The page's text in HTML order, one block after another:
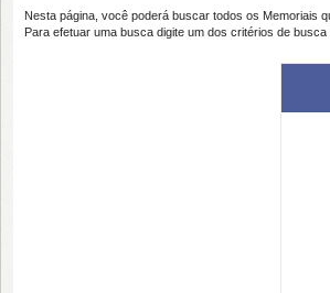
Nesta página, você poderá buscar todos os Memoriais
Para efetuar uma busca digite um dos critérios de